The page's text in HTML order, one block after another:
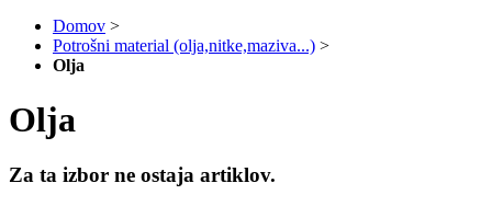
Domov >
Potrošni material (olja,nitke,maziva...) >
Olja
Olja
Za ta izbor ne ostaja artiklov.